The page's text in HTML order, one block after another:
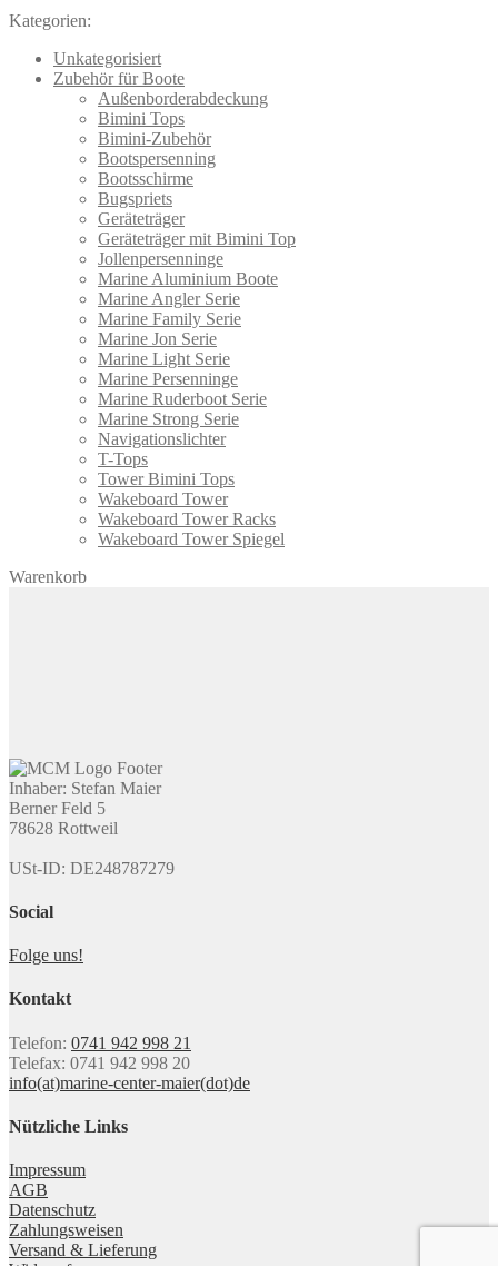
Kategorien:
Unkategorisiert
Zubehör für Boote
Außenborderabdeckung
Bimini Tops
Bimini-Zubehör
Bootspersenning
Bootsschirme
Bugspriets
Geräteträger
Geräteträger mit Bimini Top
Jollenpersenninge
Marine Aluminium Boote
Marine Angler Serie
Marine Family Serie
Marine Jon Serie
Marine Light Serie
Marine Persenninge
Marine Ruderboot Serie
Marine Strong Serie
Navigationslichter
T-Tops
Tower Bimini Tops
Wakeboard Tower
Wakeboard Tower Racks
Wakeboard Tower Spiegel
Warenkorb
Inhaber: Stefan Maier
Berner Feld 5
78628 Rottweil
USt-ID: DE248787279
Social
Folge uns!
Kontakt
Telefon: 0741 942 998 21
Telefax: 0741 942 998 20
info(at)marine-center-maier(dot)de
Nützliche Links
Impressum
AGB
Datenschutz
Zahlungsweisen
Versand & Lieferung